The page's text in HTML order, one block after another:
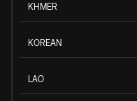
KHMER
KOREAN
LAO